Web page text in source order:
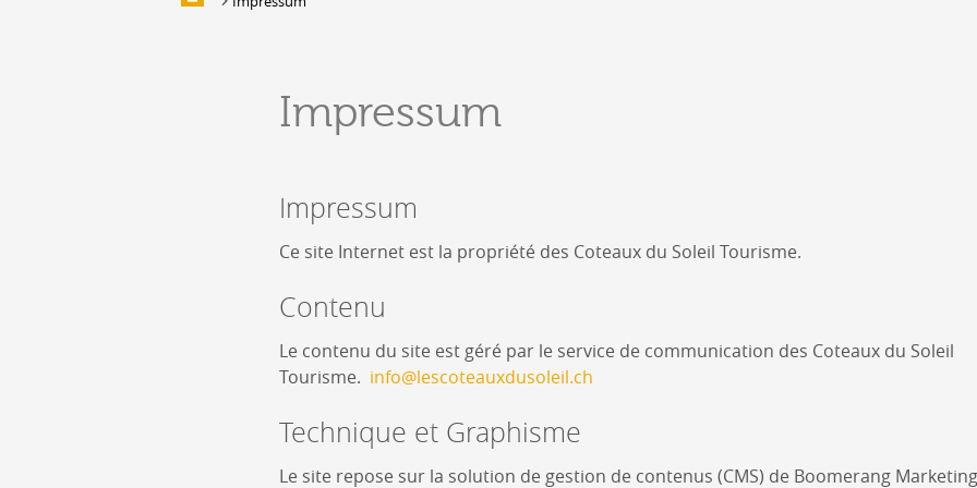
HÉBERGEMENTS &
RESTAURATION
Bars, Cafés, Restaurants &
Hébergement
Impressum
Impressum
Ce site Internet est la propriété des Coteaux du Soleil Tourisme.
Contenu
Le contenu du site est géré par le service de communication des Coteaux du Soleil
Tourisme. info@lescoteauxdusoleil.ch
Technique et Graphisme
Le site repose sur la solution de gestion de contenus (CMS) de Boomerang